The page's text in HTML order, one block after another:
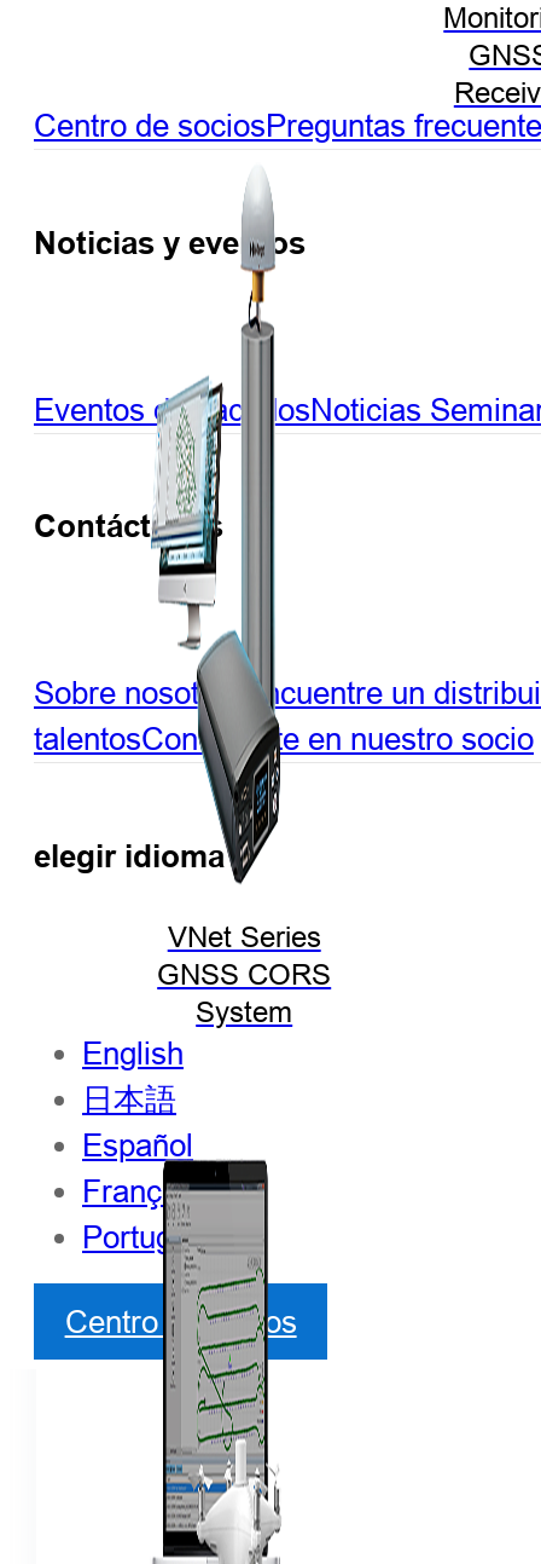
VNet Series
GNSS CORS
System
Centro de sociosPreguntas
Noticias y eventos
Eventos destacadosNoticias
Contáctenos
Sobre nosotros
Encuentre un
talentosConviértete en nuestro socio
elegir idioma
English
日本語
Español
Français
Português
Centro de socios